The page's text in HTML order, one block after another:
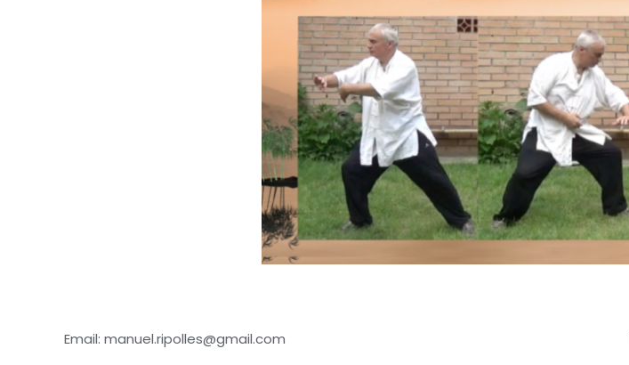
Email: manuel.ripolles@gmail.com